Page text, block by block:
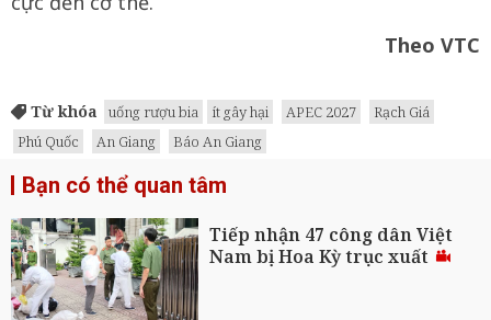
Theo VTC
Từ khóa uống rượu bia ít gây hại APEC 2027
Rạch Giá
Phú Quốc
An Giang Báo An Giang
Bạn có thể quan tâm
Tiếp nhận 47 công dân Việt
Nam bị Hoa Kỳ trục xuất